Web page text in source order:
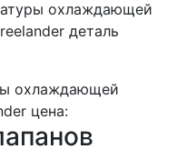
охлаждающей
деталь
охлаждающей
цена: